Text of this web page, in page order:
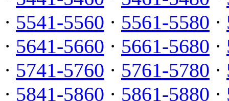
· 5541-5560 · 5561-5580 ·
· 5641-5660 · 5661-5680 ·
· 5741-5760 · 5761-5780 ·
· 5841-5860 · 5861-5880 ·